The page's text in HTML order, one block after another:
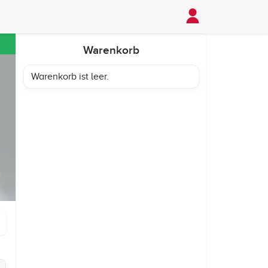
Warenkorb
Warenkorb ist leer.